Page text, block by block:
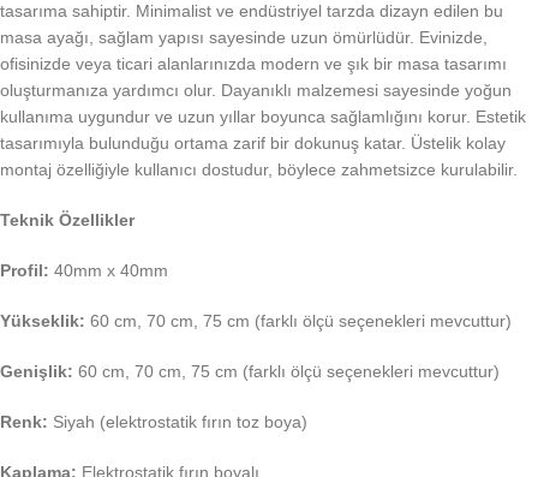
tasarıma sahiptir. Minimalist ve endüstriyel tarzda dizayn edilen bu
masa ayağı, sağlam yapısı sayesinde uzun ömürlüdür. Evinizde,
ofisinizde veya ticari alanlarınızda modern ve şık bir masa tasarımı
oluşturmanıza yardımcı olur. Dayanıklı malzemesi sayesinde yoğun
kullanıma uygundur ve uzun yıllar boyunca sağlamlığını korur. Estetik
tasarımıyla bulunduğu ortama zarif bir dokunuş katar. Üstelik kolay
montaj özelliğiyle kullanıcı dostudur, böylece zahmetsizce kurulabilir.
Teknik Özellikler
Profil: 40mm x 40mm
Yükseklik: 60 cm, 70 cm, 75 cm (farklı ölçü seçenekleri mevcuttur)
Genişlik: 60 cm, 70 cm, 75 cm (farklı ölçü seçenekleri mevcuttur)
Renk: Siyah (elektrostatik fırın toz boya)
Kaplama: Elektrostatik fırın boyalı